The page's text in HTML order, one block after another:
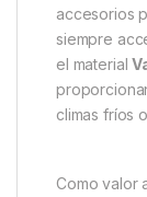
accesorios
siempre
el material
climas fríos
Como valor